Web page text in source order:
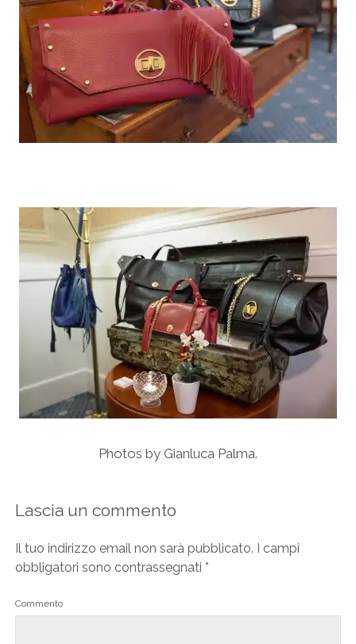
Photos by Gianluca Palma.
Lascia un commento
Il tuo indirizzo email non sarà pubblicato. I campi
obbligatori sono contrassegnati *
Commento